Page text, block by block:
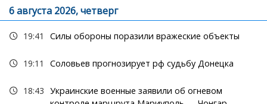
6 августа 2026, четверг
19:41 Силы обороны поразили вражеские объекты
19:11 Соловьев прогнозирует рф судьбу Донецка
18:43 Украинские военные заявили об огневом